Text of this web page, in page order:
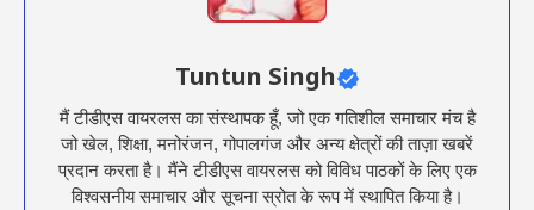
Tuntun Singh
मैं टीडीएस वायरलस का संस्थापक हूँ, जो एक गतिशील समाचार मंच है
जो खेल, शिक्षा, मनोरंजन, गोपालगंज और अन्य क्षेत्रों की ताज़ा खबरें
प्रदान करता है। मैंने टीडीएस वायरलस को विविध पाठकों के लिए एक
विश्वसनीय समाचार और सूचना स्रोत के रूप में स्थापित किया है।